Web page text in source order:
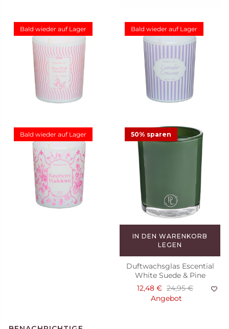
Bald wieder auf Lager
Duftkerze Rose Petal
Brioche
29,95 €
Bald wieder auf Lager
Duftkerze Lavender
Croissant
29,95 €
Bald wieder auf Lager 50% sparen
IN DEN WARENKORB
LEGEN
Duftwachsglas Escential
White Suede & Pine
12,48 € 24,95 €
Angebot